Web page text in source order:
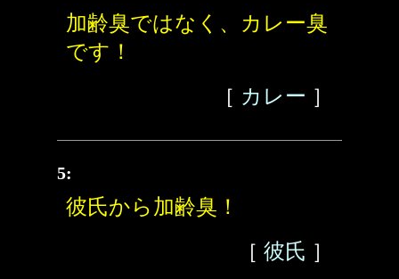
加齢臭ではなく、カレー臭
です！
［ カレー ］
5:
彼氏から加齢臭！
［ 彼氏 ］